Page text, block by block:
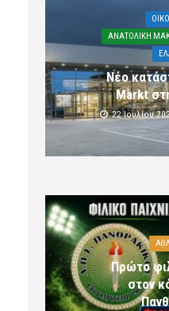
ΑΝΑΤΟΛΙΚΗ
Νέο
Markt
22 Ιουλίου
Πρώτο
στον